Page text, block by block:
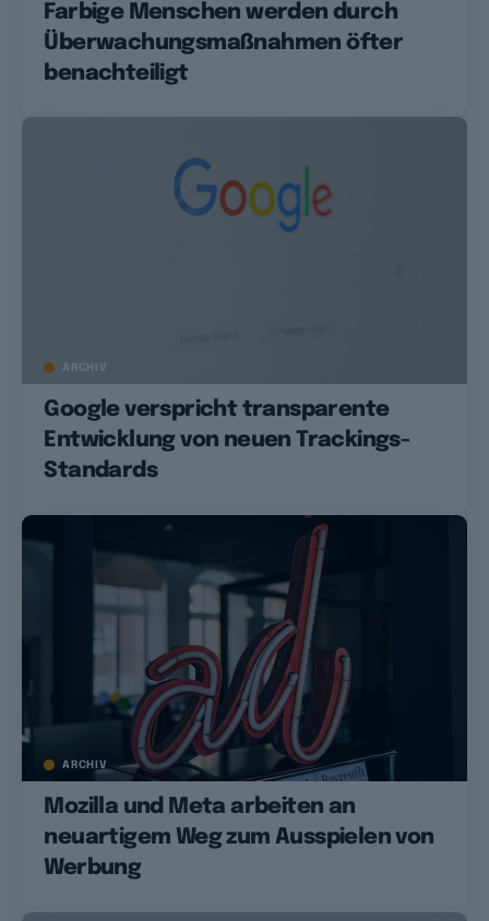
Farbige Menschen werden durch
Überwachungsmaßnahmen öfter
benachteiligt
ARCHIV
Google verspricht transparente
Entwicklung von neuen Trackings-
Standards
ARCHIV
Mozilla und Meta arbeiten an
neuartigem Weg zum Ausspielen von
Werbung